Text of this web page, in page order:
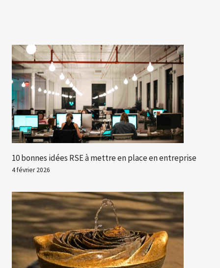
10 bonnes idées RSE à mettre en place en entreprise
4 février 2026